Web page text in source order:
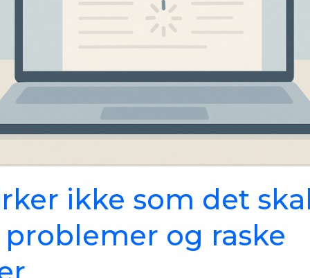
ikke som det
og raske